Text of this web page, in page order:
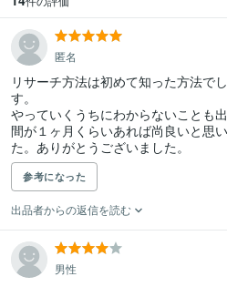
匿名
リサーチ方法は初めて知った方法で
す。
やっていくうちにわからないことも
間が１ヶ月くらいあれば尚良いと思
た。ありがとうございました。
参考になった
出品者からの返信を読む
男性